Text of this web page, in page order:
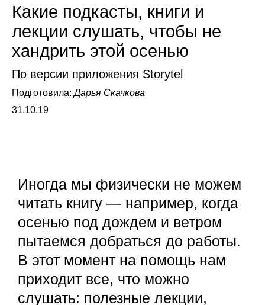
Какие подкасты, книги и
лекции слушать, чтобы не
хандрить этой осенью
По версии приложения Storytel
Подготовила:Дарья Скачкова
31.10.19
Иногда мы физически не можем
читать книгу — например, когда
осенью под дождем и ветром
пытаемся добраться до работы.
В этот момент на помощь нам
приходит все, что можно
слушать: полезные лекции,